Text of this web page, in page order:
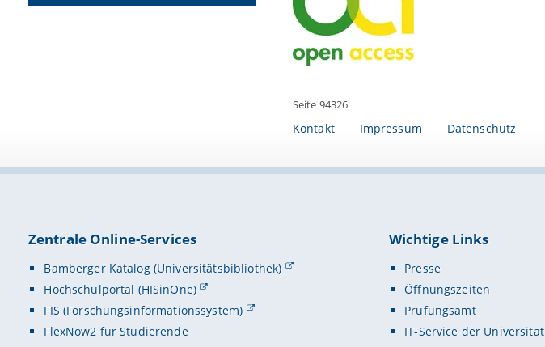
Seite 94326
Kontakt Impressum Datenschutz
Zentrale Online-Services
Bamberger Katalog (Universitätsbibliothek)
Hochschulportal (HISinOne)
FIS (Forschungsinformationssystem)
FlexNow2 für Studierende
Wichtige Links
Presse
Öffnungszeiten
Prüfungsamt
IT-Service der Universität